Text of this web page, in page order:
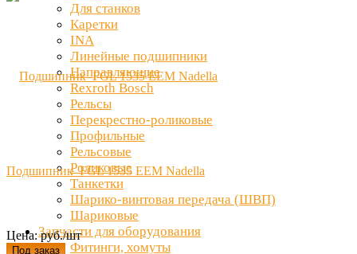
Для станков
Каретки
INA
Линейные подшипники
Направляющие
Rexroth Bosch
Рельсы
Перекрестно-роликовые
Профильные
Рельсовые
Роликовые
Танкетки
Шарико-винтовая передача (ШВП)
Шариковые
Запчасти для оборудования
Фитинги, хомуты
Подшипник FGL 1535 EEM Nadella
Цена: руб./шт
Под заказ